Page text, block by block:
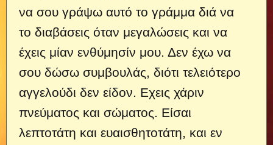
να σου γράψω αυτό το γράμμα διά να
το διαβάσεις όταν μεγαλώσεις και να
έχεις μίαν ενθύμησίν μου. Δεν έχω να
σου δώσω συμβουλάς, διότι τελειότερο
αγγελούδι δεν είδον. Εχεις χάριν
πνεύματος και σώματος. Είσαι
λεπτοτάτη και ευαισθητοτάτη, και εν